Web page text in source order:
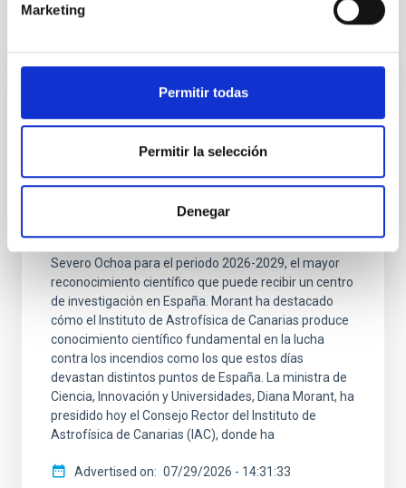
Marketing
Permitir todas
Permitir la selección
Denegar
It may interest you
Diana Morant preside el Consejo Rector
del IAC, donde destaca que el Gobierno de
2026 para su actividad
Severo Ochoa para el periodo 2026-2029, el mayor
reconocimiento científico que puede recibir un centro
de investigación en España. Morant ha destacado
cómo el Instituto de Astrofísica de Canarias produce
conocimiento científico fundamental en la lucha
contra los incendios como los que estos días
devastan distintos puntos de España. La ministra de
Ciencia, Innovación y Universidades, Diana Morant, ha
presidido hoy el Consejo Rector del Instituto de
Astrofísica de Canarias (IAC), donde ha
Advertised on 07/29/2026 - 14:31:33